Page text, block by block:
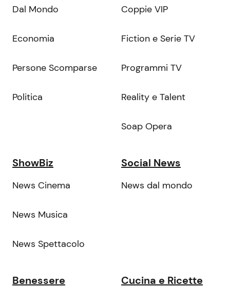
Dal Mondo
Economia
Persone Scomparse
Politica
Coppie VIP
Fiction e Serie TV
Programmi TV
Reality e Talent
Soap Opera
ShowBiz
News Cinema
News Musica
News Spettacolo
Social News
News dal mondo
Benessere Cucina e Ricette